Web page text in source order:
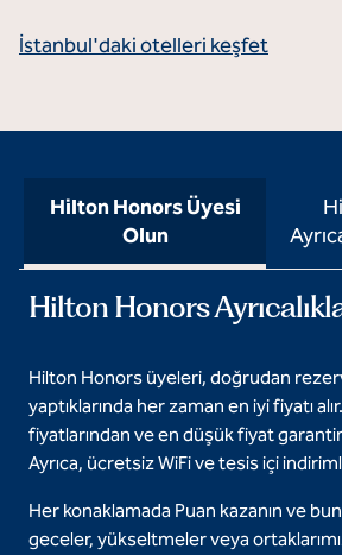
İstanbul'daki otelleri keşfet
Hilton Honors Üyesi
Olun
Hilton Honors
Hilton Honors üyeleri, doğrudan
yaptıklarında her zaman en iyi fiyatı
fiyatlarından ve en düşük fiyat
Ayrıca, ücretsiz WiFi ve tesis içi
Her konaklamada Puan kazanın ve
geceler, yükseltmeler veya